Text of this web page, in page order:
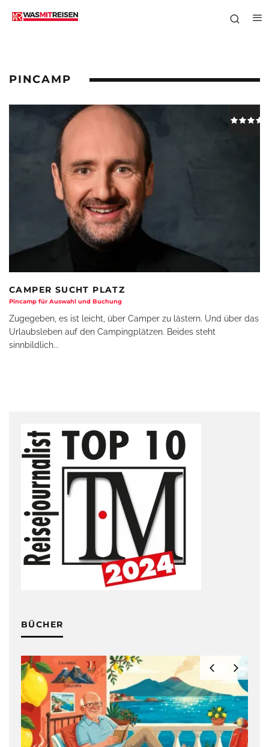
PINCAMP
CAMPER SUCHT PLATZ
Pincamp für Auswahl und Buchung
Zugegeben, es ist leicht, über Camper zu lästern. Und über das
Urlaubsleben auf den Campingplätzen. Beides steht
sinnbildlich...
BÜCHER